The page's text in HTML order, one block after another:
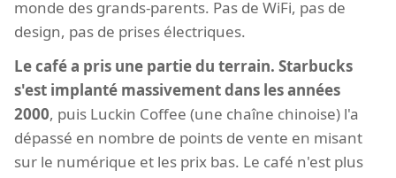
monde des grands-parents. Pas de WiFi, pas de
design, pas de prises électriques.
Le café a pris une partie du terrain. Starbucks
s'est implanté massivement dans les années
2000, puis Luckin Coffee (une chaîne chinoise) l'a
dépassé en nombre de points de vente en misant
sur le numérique et les prix bas. Le café n'est plus